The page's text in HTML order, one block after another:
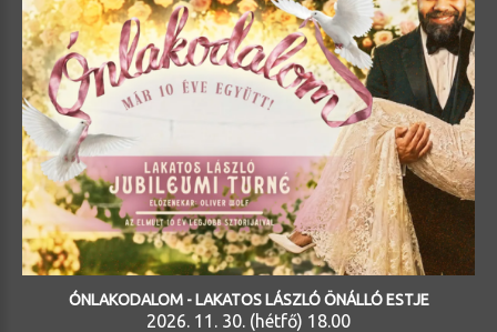
ÓNLAKODALOM - LAKATOS LÁSZLÓ ÖNÁLLÓ ESTJE
2026. 11. 30. (hétfő) 18.00